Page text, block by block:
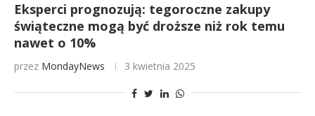
Eksperci prognozują: tegoroczne zakupy
świąteczne mogą być droższe niż rok temu
nawet o 10%
przez MondayNews 3 kwietnia 2025